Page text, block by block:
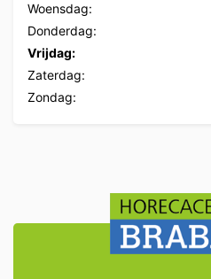
Woensdag:
Donderdag:
Vrijdag:
Zaterdag:
Zondag: